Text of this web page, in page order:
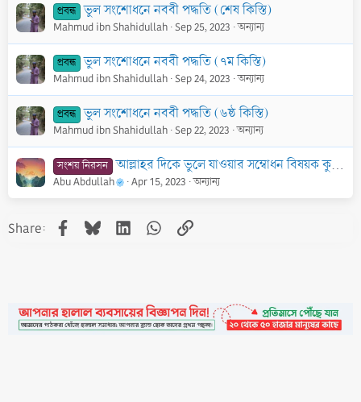
প্রবন্ধ ভুল সংশোধনে নববী পদ্ধতি (শেষ কিস্তি)
Mahmud ibn Shahidullah Sep 25, 2023 অন্যান্য
প্রবন্ধ ভুল সংশোধনে নববী পদ্ধতি (৭ম কিস্তি)
Mahmud ibn Shahidullah Sep 24, 2023 অন্যান্য
প্রবন্ধ ভুল সংশোধনে নববী পদ্ধতি (৬ষ্ঠ কিস্তি)
Mahmud ibn Shahidullah Sep 22, 2023 অন্যান্য
সংশয় নিরসন আল্লাহর দিকে ভুলে যাওয়ার সম্বোধন বিষয়ক কুরআনের দু’টি আয়াত নিয়ে আলোচনা
Abu Abdullah Apr 15, 2023 অন্যান্য
Share: Facebook
BlueskyLinkedInWhatsApp
Link